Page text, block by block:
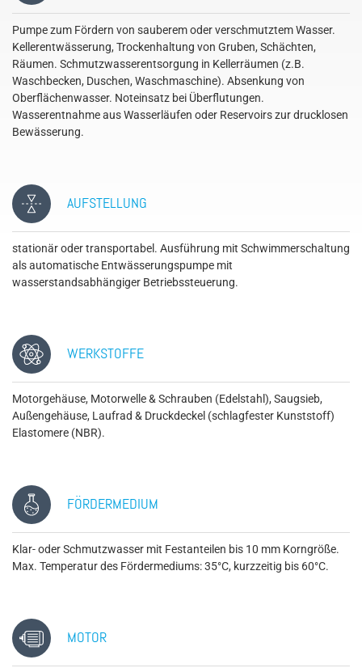
Pumpe zum Fördern von sauberem oder verschmutztem Wasser.
Kellerentwässerung, Trockenhaltung von Gruben, Schächten,
Räumen. Schmutzwasserentsorgung in Kellerräumen (z.B.
Waschbecken, Duschen, Waschmaschine). Absenkung von
Oberflächenwasser. Noteinsatz bei Überflutungen.
Wasserentnahme aus Wasserläufen oder Reservoirs zur drucklosen
Bewässerung.
AUFSTELLUNG
stationär oder transportabel. Ausführung mit Schwimmerschaltung
als automatische Entwässerungspumpe mit
wasserstandsabhängiger Betriebssteuerung.
WERKSTOFFE
Motorgehäuse, Motorwelle & Schrauben (Edelstahl), Saugsieb,
Außengehäuse, Laufrad & Druckdeckel (schlagfester Kunststoff)
Elastomere (NBR).
FÖRDERMEDIUM
Klar- oder Schmutzwasser mit Festanteilen bis 10 mm Korngröße.
Max. Temperatur des Fördermediums: 35°C, kurzzeitig bis 60°C.
MOTOR